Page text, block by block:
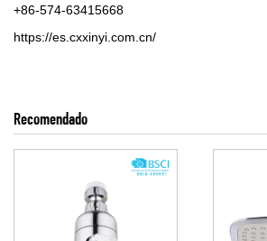
+86-574-63415668
https://es.cxxinyi.com.cn/
Recomendado